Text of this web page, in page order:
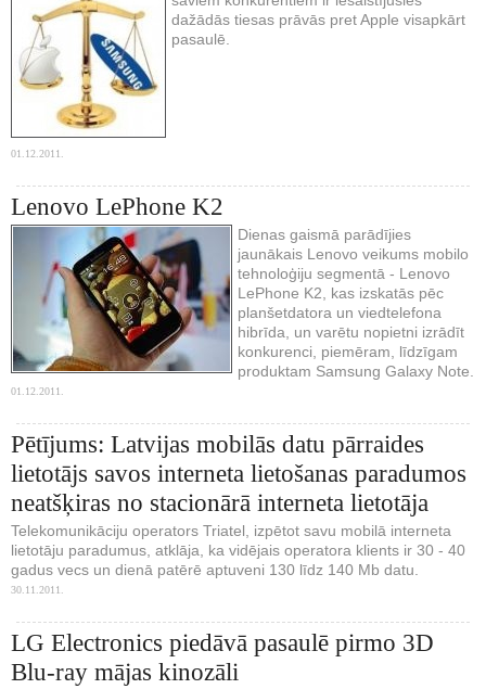
dažādās tiesas prāvās pret Apple visapkārt
pasaulē.
01.12.2011.
Lenovo LePhone K2
Dienas gaismā parādījies
jaunākais Lenovo veikums mobilo
tehnoloģiju segmentā - Lenovo
LePhone K2, kas izskatās pēc
planšetdatora un viedtelefona
hibrīda, un varētu nopietni izrādīt
konkurenci, piemēram, līdzīgam
produktam Samsung Galaxy Note.
01.12.2011.
Pētījums: Latvijas mobilās datu pārraides
lietotājs savos interneta lietošanas paradumos
neatšķiras no stacionārā interneta lietotāja
Telekomunikāciju operators Triatel, izpētot savu mobilā interneta
lietotāju paradumus, atklāja, ka vidējais operatora klients ir 30 - 40
gadus vecs un dienā patērē aptuveni 130 līdz 140 Mb datu.
30.11.2011.
LG Electronics piedāvā pasaulē pirmo 3D
Blu-ray mājas kinozāli